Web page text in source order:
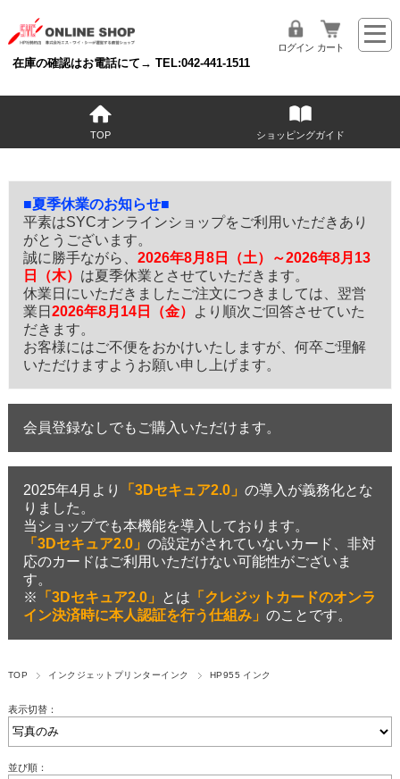
在庫の確認はお電話にて→ TEL:042-441-1511
ログイン カート
TOP ショッピングガイド
■夏季休業のお知らせ■
平素はSYCオンラインショップをご利用いただきあり
がとうございます。
誠に勝手ながら、 2026年8月8日（土）～2026年8月13
日（木） は夏季休業とさせていただきます。
休業日にいただきましたご注文につきましては、翌営
業日 2026年8月14日（金）
より順次ご回答させていた
だきます。
お客様にはご不便をおかけいたしますが、何卒ご理解
いただけますようお願い申し上げます。
会員登録なしでもご購入いただけます。
2025年4月より 「3Dセキュア2.0」 の導入が義務化とな
りました。
当ショップでも本機能を導入しております。
「3Dセキュア2.0」 の設定がされていないカード、非対
応のカードはご利用いただけない可能性がございま
す。
※
「3Dセキュア2.0」 とは 「クレジットカードのオンラ
イン決済時に本人認証を行う仕組み」 のことです。
TOP インクジェットプリンターインク HP955 インク
表示切替：
並び順：